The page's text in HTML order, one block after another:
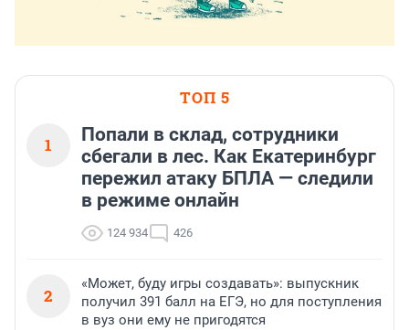
ТОП 5
1
Попали в склад, сотрудники
сбегали в лес. Как Екатеринбург
пережил атаку БПЛА — следили
в режиме онлайн
124 934 426
2
«Может, буду игры создавать»: выпускник
получил 391 балл на ЕГЭ, но для поступления
в вуз они ему не пригодятся